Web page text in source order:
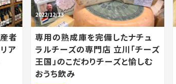
者
ア
2022/12/13
専用の熟成庫を完備したナチュ
ラルチーズの専門店 立川「チーズ
王国」のこだわりチーズと愉しむ
おうち飲み